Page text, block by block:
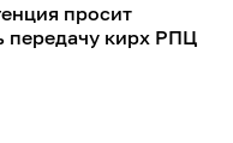
просит
передачу кирх РПЦ